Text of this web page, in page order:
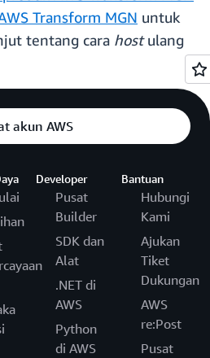
Transform MGN untuk
tentang cara hostulang
akun AWS
Developer
Pusat
Builder
SDK dan
Alat
.NET di
AWS
Python
di AWS
Bantuan
Hubungi
Kami
Ajukan
Tiket
Dukungan
AWS
re:Post
Pusat